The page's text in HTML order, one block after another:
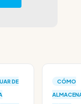
DE CÓMO